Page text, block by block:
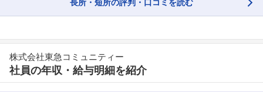
株式会社東急コミュニティー
社員の年収・給与明細を紹介